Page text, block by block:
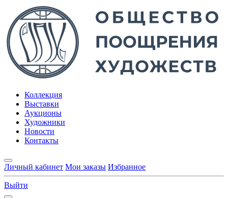
Коллекция
Выставки
Аукционы
Художники
Новости
Контакты
Личный кабинет Мои заказы Избранное
Выйти